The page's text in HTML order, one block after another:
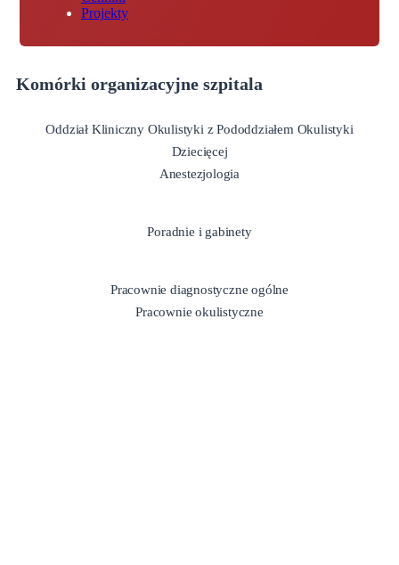
Projekty
Komórki organizacyjne szpitala
Oddział Kliniczny Okulistyki z Pododdziałem Okulistyki
Dziecięcej
Anestezjologia
Poradnie i gabinety
Pracownie diagnostyczne ogólne
Pracownie okulistyczne